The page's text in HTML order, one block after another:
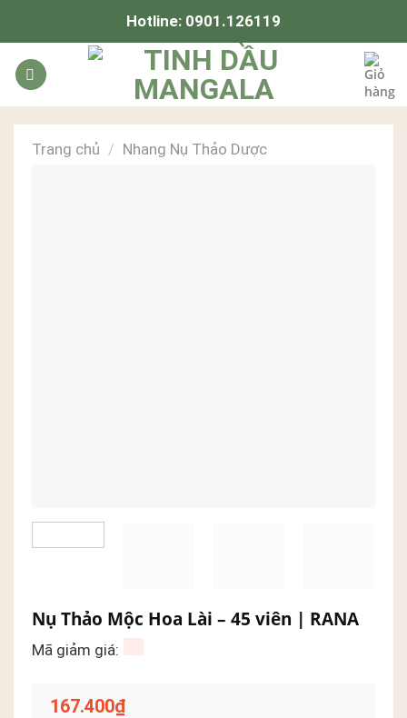
content
Hotline: 0901.126119
Trang chủ / Nhang Nụ Thảo Dược
Nụ Thảo Mộc Hoa Lài – 45 viên | RANA
Mã giảm giá:
167.400₫